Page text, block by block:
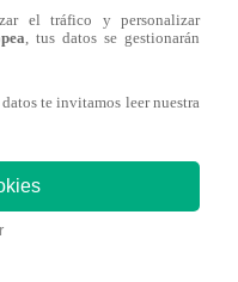
de quinua con pollo
un chaufa. Es un
el tráfico y personalizar
, tus datos se gestionarán
te invitamos leer nuestra